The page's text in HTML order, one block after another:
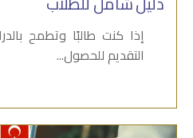
إذا كنت طالبًا وتطمح
التقديم للحصول...